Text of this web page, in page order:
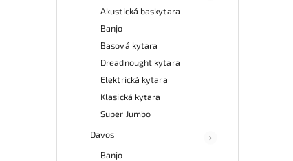
Akustická baskytara
Banjo
Basová kytara
Dreadnought kytara
Elektrická kytara
Klasická kytara
Super Jumbo
Davos
Banjo